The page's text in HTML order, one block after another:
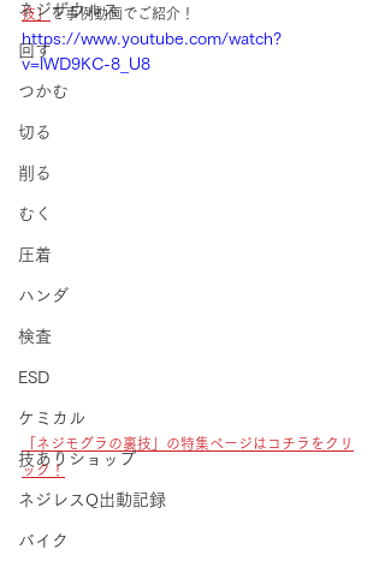
ネジザウルス
回す
つかむ
切る
削る
むく
圧着
ハンダ
検査
ESD
ケミカル
技ありショップ
ネジレスQ出動記録
バイク
技」を事例動画でご紹介！
https://www.youtube.com/watch?
v=lWD9KC-8_U8
「ネジモグラの裏技」の特集ページはコチラをクリ
ック！